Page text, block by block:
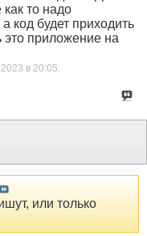
то надо
код будет приходить
это приложение на
в 20:05
или только